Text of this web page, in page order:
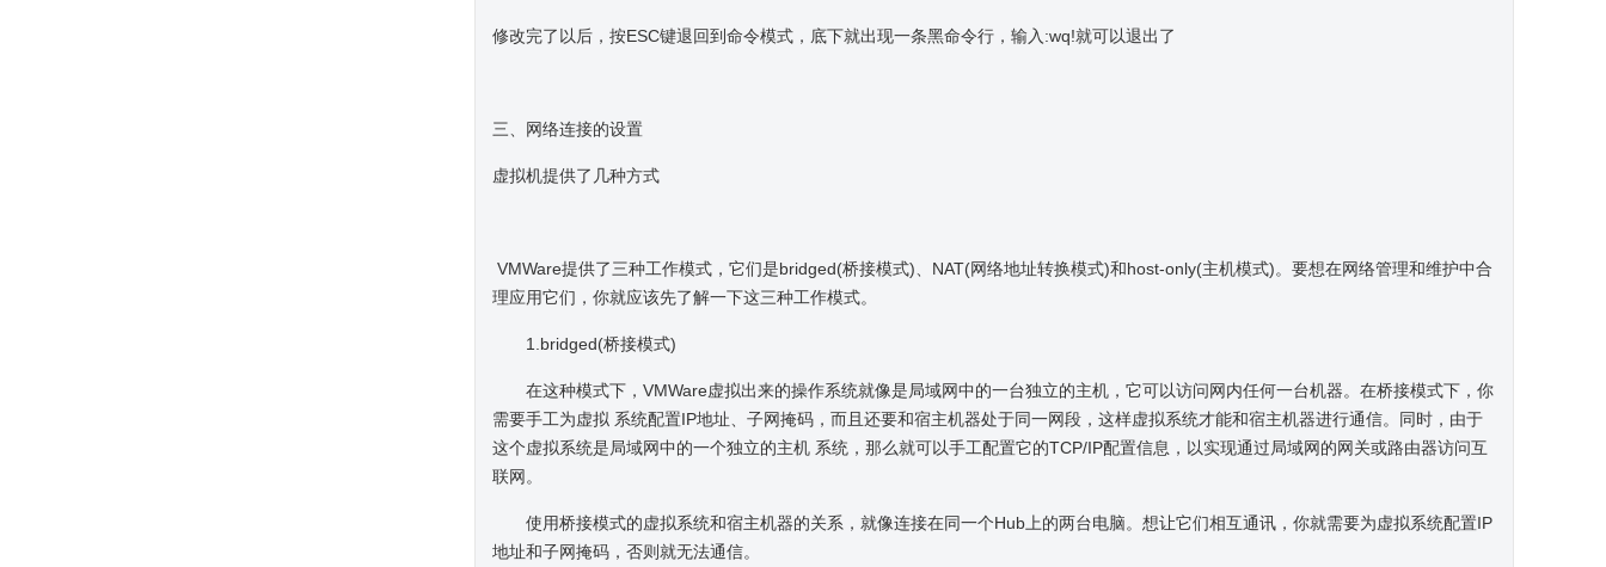
修改完了以后，按ESC键退回到命令模式，底下就出现一条黑命令行，输入:wq!就可以退出了
三、网络连接的设置
虚拟机提供了几种方式
VMWare提供了三种工作模式，它们是bridged(桥接模式)、NAT(网络地址转换模式)和host-only(主机模式)。要想在网络管理和维护中合
理应用它们，你就应该先了解一下这三种工作模式。
1.bridged(桥接模式)
在这种模式下，VMWare虚拟出来的操作系统就像是局域网中的一台独立的主机，它可以访问网内任何一台机器。在桥接模式下，你
需要手工为虚拟 系统配置IP地址、子网掩码，而且还要和宿主机器处于同一网段，这样虚拟系统才能和宿主机器进行通信。同时，由于
这个虚拟系统是局域网中的一个独立的主机 系统，那么就可以手工配置它的TCP/IP配置信息，以实现通过局域网的网关或路由器访问互
联网。
使用桥接模式的虚拟系统和宿主机器的关系，就像连接在同一个Hub上的两台电脑。想让它们相互通讯，你就需要为虚拟系统配置IP
地址和子网掩码，否则就无法通信。